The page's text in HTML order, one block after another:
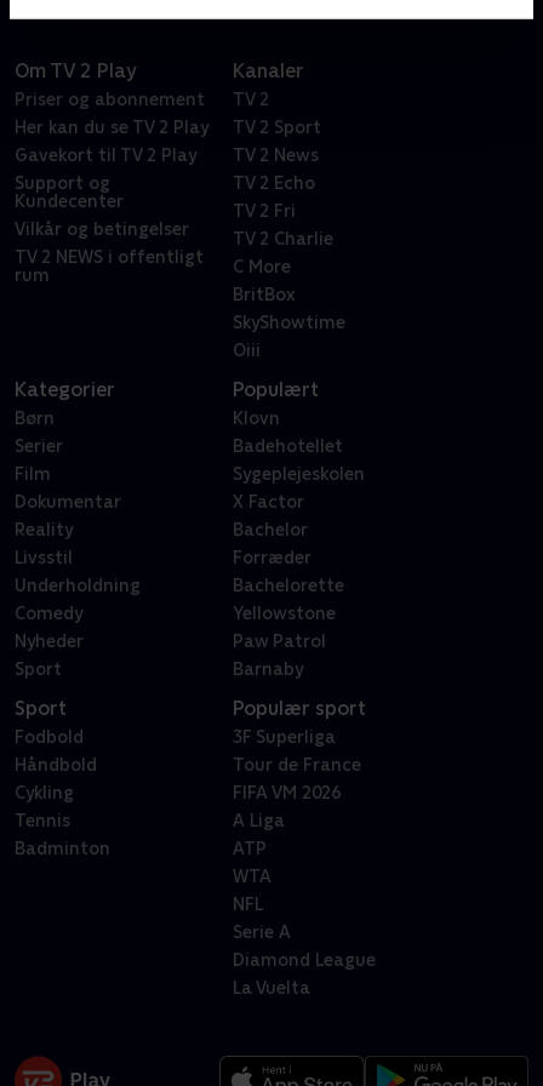
Om TV 2 Play
Priser og abonnement
Her kan du se TV 2 Play
Gavekort til TV 2 Play
Support og
Kundecenter
Vilkår og betingelser
TV 2 NEWS i offentligt
rum
Kanaler
TV 2
TV 2 Sport
TV 2 News
TV 2 Echo
TV 2 Fri
TV 2 Charlie
C More
BritBox
SkyShowtime
Oiii
Kategorier
Børn
Serier
Film
Dokumentar
Reality
Livsstil
Underholdning
Comedy
Nyheder
Sport
Populært
Klovn
Badehotellet
Sygeplejeskolen
X Factor
Bachelor
Forræder
Bachelorette
Yellowstone
Paw Patrol
Barnaby
Sport
Fodbold
Håndbold
Cykling
Tennis
Badminton
Populær sport
3F Superliga
Tour de France
FIFA VM 2026
A Liga
ATP
WTA
NFL
Serie A
Diamond League
La Vuelta